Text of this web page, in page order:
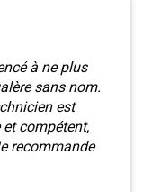
à ne plus
sans nom.
est
compétent,
recommande